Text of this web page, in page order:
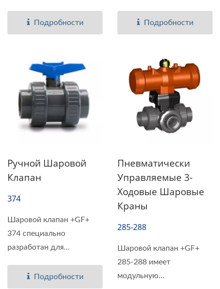
Подробности
Подробности
Ручной Шаровой
Клапан
374
Шаровой клапан +GF+
374 специально
разработан для
Подробности
Пневматически
Управляемые 3-
Ходовые Шаровые
Краны
285-288
Шаровой клапан +GF+
285-288 имеет
модульную